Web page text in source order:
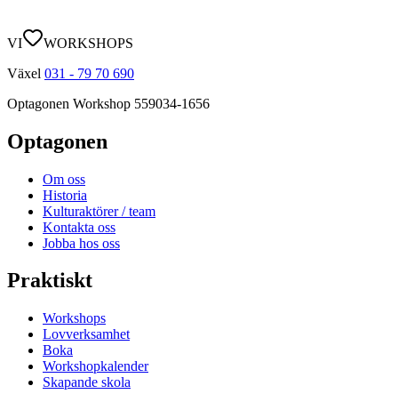
VI
WORKSHOPS
Växel 031 - 79 70 690
Optagonen Workshop 559034-1656
Optagonen
Om oss
Historia
Kulturaktörer / team
Kontakta oss
Jobba hos oss
Praktiskt
Workshops
Lovverksamhet
Boka
Workshopkalender
Skapande skola